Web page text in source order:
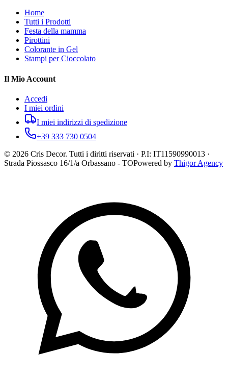
Home
Tutti i Prodotti
Festa della mamma
Pirottini
Colorante in Gel
Stampi per Cioccolato
Il Mio Account
Accedi
I miei ordini
I miei indirizzi di spedizione
+39 333 730 0504
© 2026 Cris Decor. Tutti i diritti riservati · P.I: IT11590990013 ·
Strada Piossasco 16/1/a Orbassano - TOPowered by Thigor Agency